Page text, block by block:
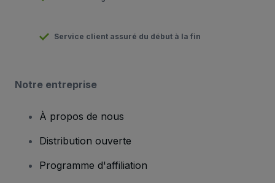
Service client assuré du début à la fin
Notre entreprise
À propos de nous
Distribution ouverte
Programme d'affiliation